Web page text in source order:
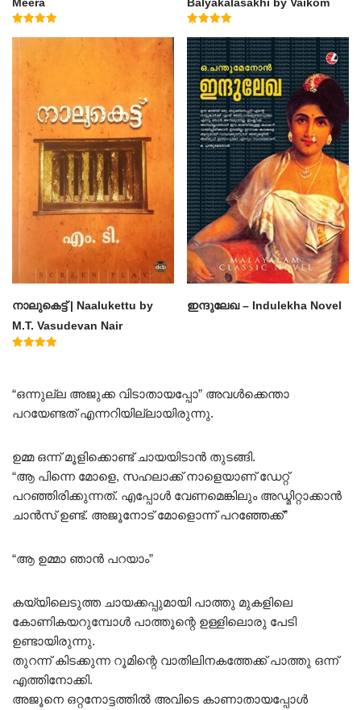
Muhammad Basheer
4.60
out of 5
നാലുകെട്ട് | Naalukettu by
M.T. Vasudevan Nair
ഇന്ദുലേഖ – Indulekha Novel
“ഒന്നുല്ല അജുക്ക വിടാതായപ്പോ” അവൾക്കെന്താ
പറയേണ്ടത് എന്നറിയില്ലായിരുന്നു.
ഉമ്മ ഒന്ന് മൂളിക്കൊണ്ട് ചായയിടാൻ തുടങ്ങി.
“ആ പിന്നെ മോളെ, സഹലാക്ക് നാളെയാണ് ഡേറ്റ്
പറഞ്ഞിരിക്കുന്നത്. എപ്പോൾ വേണമെങ്കിലും അഡ്മിറ്റാക്കാൻ
ചാൻസ് ഉണ്ട്. അജൂനോട് മോളൊന്ന് പറഞ്ഞേക്ക്”
“ആ ഉമ്മാ ഞാൻ പറയാം”
കയ്യിലെടുത്ത ചായക്കപ്പുമായി പാത്തു മുകളിലെ
കോണികയറുമ്പോൾ പാത്തൂന്റെ ഉള്ളിലൊരു പേടി
ഉണ്ടായിരുന്നു.
തുറന്ന് കിടക്കുന്ന റൂമിന്റെ വാതിലിനകത്തേക്ക് പാത്തു ഒന്ന്
എത്തിനോക്കി.
അജൂനെ ഒറ്റനോട്ടത്തിൽ അവിടെ കാണാതായപ്പോൾ